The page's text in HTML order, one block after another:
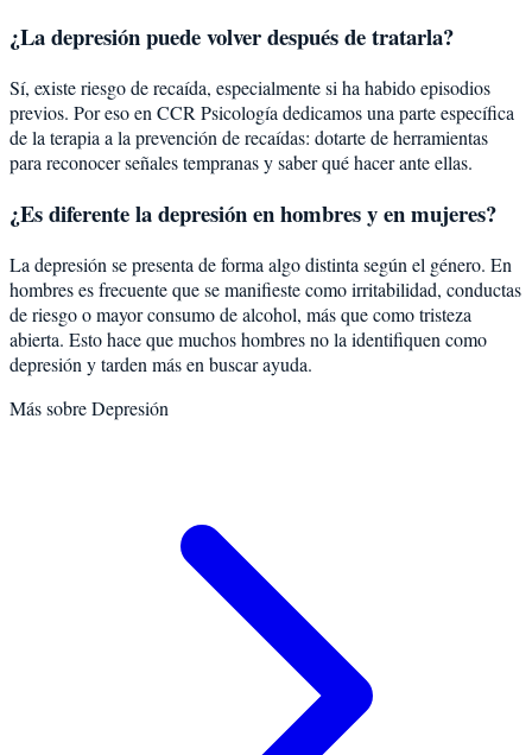
¿La depresión puede volver después de tratarla?
Sí, existe riesgo de recaída, especialmente si ha habido episodios
previos. Por eso en CCR Psicología dedicamos una parte específica
de la terapia a la prevención de recaídas: dotarte de herramientas
para reconocer señales tempranas y saber qué hacer ante ellas.
¿Es diferente la depresión en hombres y en mujeres?
La depresión se presenta de forma algo distinta según el género. En
hombres es frecuente que se manifieste como irritabilidad, conductas
de riesgo o mayor consumo de alcohol, más que como tristeza
abierta. Esto hace que muchos hombres no la identifiquen como
depresión y tarden más en buscar ayuda.
Más sobreDepresión